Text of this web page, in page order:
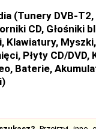
(Tunery DVB-T2,
CD, Głośniki
Klawiatury,
Płyty CD/DVD,
Baterie,